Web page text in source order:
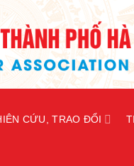
CỨU, TRAO ĐỔI